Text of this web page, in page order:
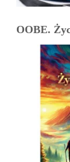
OOBE.